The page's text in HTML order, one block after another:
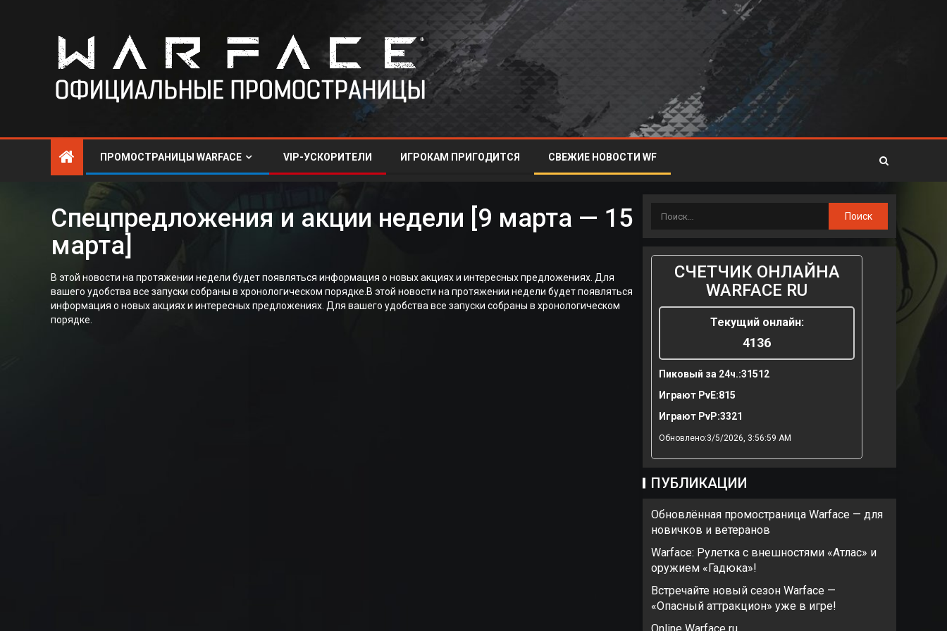
ПРОМОСТРАНИЦЫ WARFACE VIP-УСКОРИТЕЛИ ИГРОКАМ ПРИГОДИТСЯ СВЕЖИЕ НОВОСТИ WF
Спецпредложения и акции недели [9 марта — 15
марта]
В этой новости на протяжении недели будет появляться информация о новых акциях и интересных предложениях. Для
вашего удобства все запуски собраны в хронологическом порядке.В этой новости на протяжении недели будет появляться
информация о новых акциях и интересных предложениях. Для вашего удобства все запуски собраны в хронологическом
порядке.
СЧЕТЧИК ОНЛАЙНА
WARFACE RU
Текущий онлайн:
4136
Пиковый за 24ч.:31512
Играют PvE:815
Играют PvP:3321
Обновлено:3/5/2026, 3:56:59 AM
ПУБЛИКАЦИИ
Обновлённая промостраница Warface — для
новичков и ветеранов
Warface: Рулетка с внешностями «Атлас» и
оружием «Гадюка»!
Встречайте новый сезон Warface —
«Опасный аттракцион» уже в игре!